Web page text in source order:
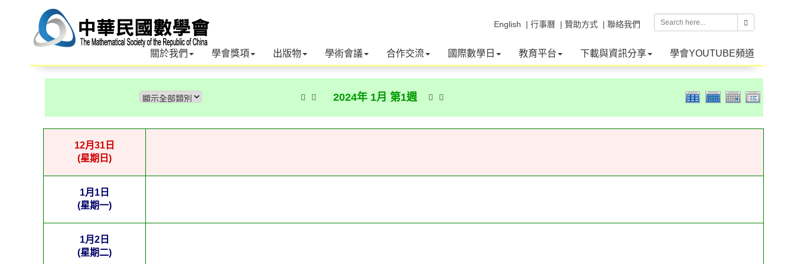
| 聯絡我們
| 贊助方式
| 行事曆
English
關於我們 學會獎項 出版物 學術會議 合作交流 國際數學日 教育平台 下載與資訊分享 學會YOUTUBE頻道
2024年 1月 第1週
12月31日
(星期日)
1月1日
(星期一)
1月2日
(星期二)